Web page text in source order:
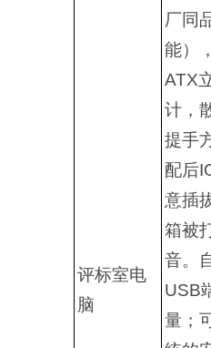
评标室电
脑
厂同
能）
ATX
计，
提手
配后
意插
箱被
音。
USB
量；